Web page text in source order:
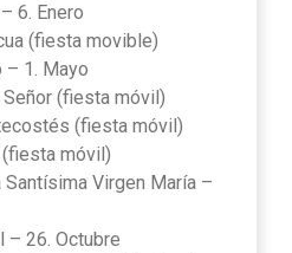
6. Enero
(fiesta movible)
– 1. Mayo
(fiesta móvil)
(fiesta móvil)
móvil)
Virgen María –
– 26. Octubre